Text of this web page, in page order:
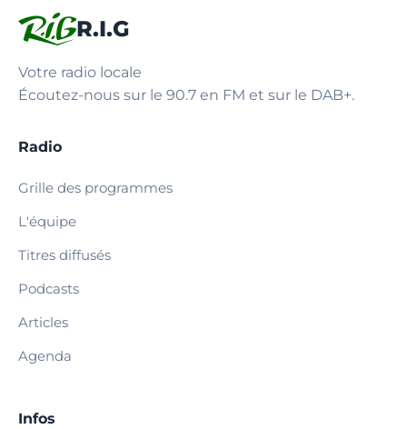
R.I.G
Votre radio locale
Écoutez-nous sur le 90.7 en FM et sur le DAB+.
Radio
Grille des programmes
L'équipe
Titres diffusés
Podcasts
Articles
Agenda
Infos